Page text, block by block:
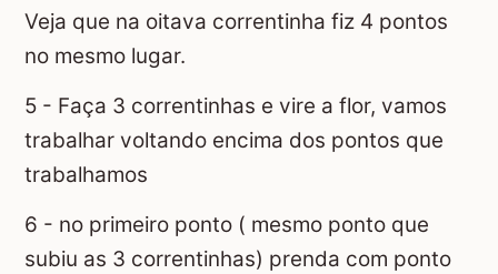
Veja que na oitava correntinha fiz 4 pontos
no mesmo lugar.
5 - Faça 3 correntinhas e vire a flor, vamos
trabalhar voltando encima dos pontos que
trabalhamos
6 - no primeiro ponto ( mesmo ponto que
subiu as 3 correntinhas) prenda com ponto